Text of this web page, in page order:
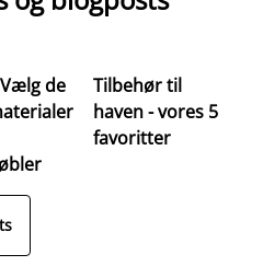
de
Tilbehør til
haven - vores 5
favoritter